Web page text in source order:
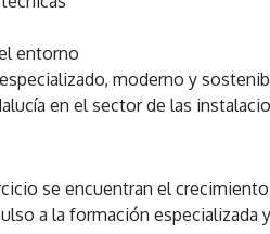
entorno
moderno y
en el sector de las
se encuentran el
a la formación especializada